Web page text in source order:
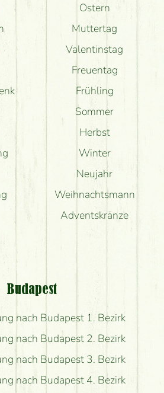
Ostern
Muttertag
Valentinstag
Freuentag
Frühling
Sommer
Herbst
Winter
Neujahr
Weihnachtsmann
Adventskränze
Budapest
nach Budapest 1. Bezirk
nach Budapest 2. Bezirk
nach Budapest 3. Bezirk
nach Budapest 4. Bezirk